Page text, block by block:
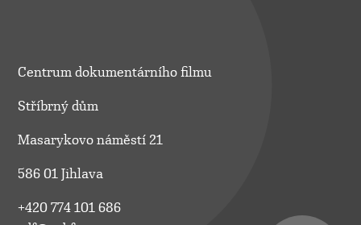
Centrum dokumentárního filmu
Stříbrný dům
Masarykovo náměstí 21
586 01 Jihlava
+420 774 101 686